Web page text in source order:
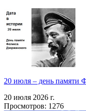
20 июля – день памяти
20 июля 2026 г.
Просмотров: 1276